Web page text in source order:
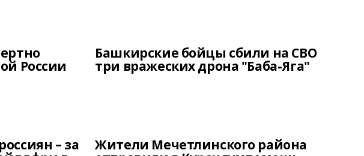
России
Башкирские бойцы сбили на СВО
три вражеских дрона "Баба-Яга"
– за Жители Мечетлинского района